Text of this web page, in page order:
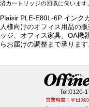
済カートリッジの回収に伺います
Plaisir PLE-E80L-6P インク
人様向けのオフィス用品の
ッジ、オフィス家具、OA機
らお届けの調整まで承ります
Tel:0120-